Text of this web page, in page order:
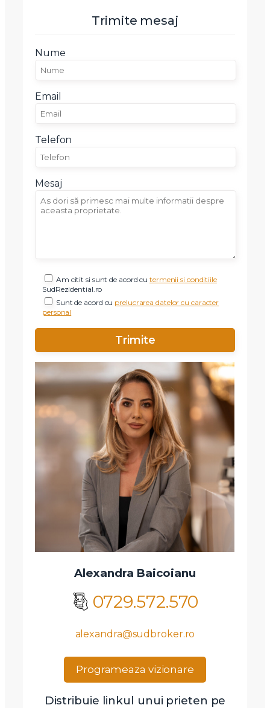
Trimite mesaj
Nume
Email
Telefon
Mesaj
Am citit si sunt de acord cutermenii si conditiile
SudRezidential.ro
Sunt de acord cu prelucrarea datelor cu caracter
personal
Alexandra Baicoianu
0729.572.570
alexandra@sudbroker.ro
Programeaza vizionare
Distribuie linkul unui prieten pe
Email
Mesaj
Am citit si sunt de acord cu
SudRezidential.ro
Sunt de acord cuprelucrarea datelor cu caracter personal